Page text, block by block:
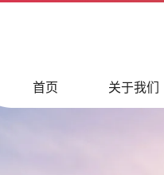
首页 关于我们